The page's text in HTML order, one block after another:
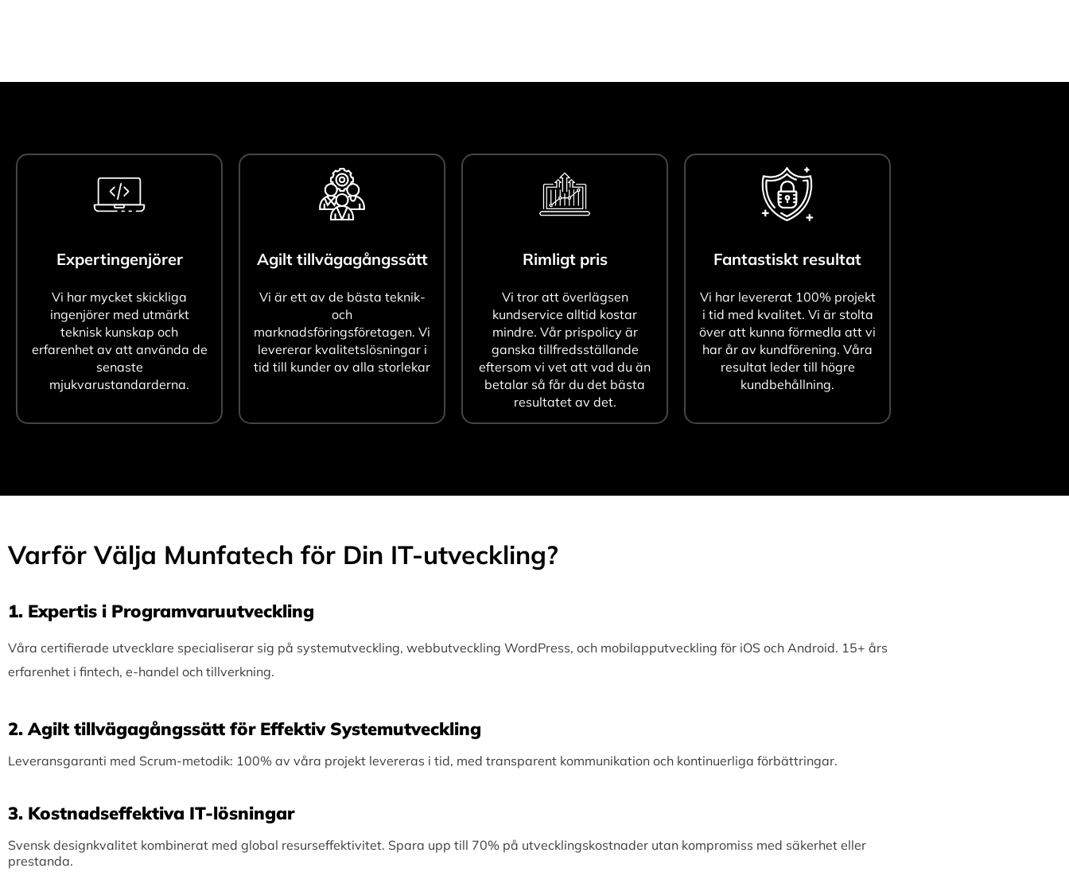
Expertingenjörer
Vi har mycket skickliga
ingenjörer med utmärkt
teknisk kunskap och
erfarenhet av att använda de
senaste
mjukvarustandarderna.
Agilt tillvägagångssätt
Vi är ett av de bästa teknik-
och
marknadsföringsföretagen. Vi
levererar kvalitetslösningar i
tid till kunder av alla storlekar
Rimligt pris
Vi tror att överlägsen
kundservice alltid kostar
mindre. Vår prispolicy är
ganska tillfredsställande
eftersom vi vet att vad du än
betalar så får du det bästa
resultatet av det.
Fantastiskt resultat
Vi har levererat 100% projekt
i tid med kvalitet. Vi är stolta
över att kunna förmedla att vi
har år av kundförening. Våra
resultat leder till högre
kundbehållning.
Varför Välja Munfatech för Din IT-utveckling?
1.⁠ ⁠Expertis i Programvaruutveckling
Våra certifierade utvecklare specialiserar sig på systemutveckling, webbutveckling WordPress, och mobilapputveckling för iOS och Android. 15+ års
erfarenhet i fintech, e-handel och tillverkning.
2.⁠ ⁠Agilt tillvägagångssätt för Effektiv Systemutveckling
Leveransgaranti med Scrum-metodik: 100% av våra projekt levereras i tid, med transparent kommunikation och kontinuerliga förbättringar.
3.⁠ ⁠Kostnadseffektiva IT-lösningar
Svensk designkvalitet kombinerat med global resurseffektivitet. Spara upp till 70% på utvecklingskostnader utan kompromiss med säkerhet eller
prestanda.